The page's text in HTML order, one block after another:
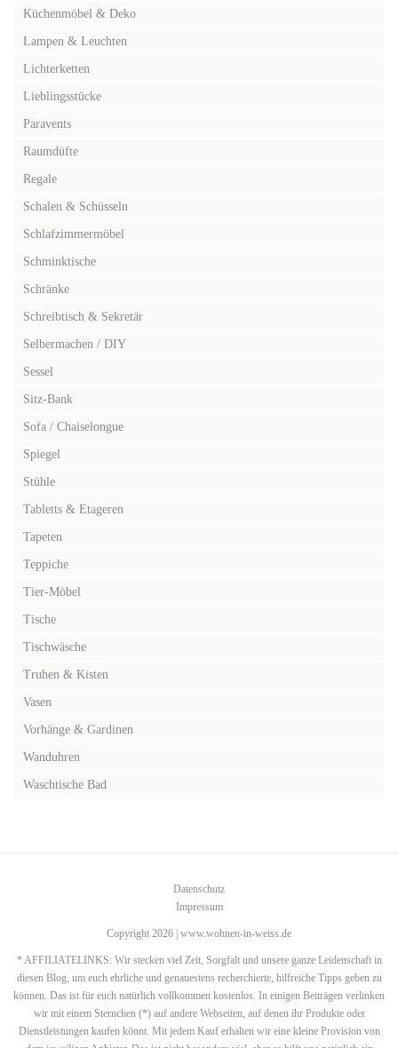
Küchenmöbel & Deko
Lampen & Leuchten
Lichterketten
Lieblingsstücke
Paravents
Raumdüfte
Regale
Schalen & Schüsseln
Schlafzimmermöbel
Schminktische
Schränke
Schreibtisch & Sekretär
Selbermachen / DIY
Sessel
Sitz-Bank
Sofa / Chaiselongue
Spiegel
Stühle
Tabletts & Etageren
Tapeten
Teppiche
Tier-Möbel
Tische
Tischwäsche
Truhen & Kisten
Vasen
Vorhänge & Gardinen
Wanduhren
Waschtische Bad
Datenschutz
Impressum
Copyright 2026 | www.wohnen-in-weiss.de
* AFFILIATELINKS: Wir stecken viel Zeit, Sorgfalt und unsere ganze Leidenschaft in
diesen Blog, um euch ehrliche und genauestens recherchierte, hilfreiche Tipps geben zu
können. Das ist für euch natürlich vollkommen kostenlos. In einigen Beiträgen verlinken
wir mit einem Sternchen (*) auf andere Webseiten, auf denen ihr Produkte oder
Dienstleistungen kaufen könnt. Mit jedem Kauf erhalten wir eine kleine Provision von